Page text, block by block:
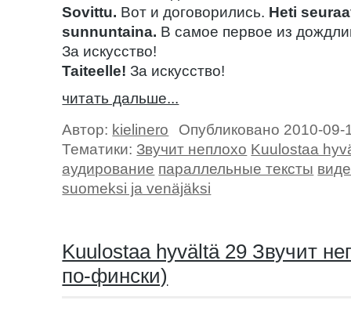
Sovittu. Вот и договорились. Heti
sunnuntaina. В самое первое из
За искусство!
Taiteelle! За искусство!
читать дальше...
Автор: kielinero
Опубликовано 2010-09-
Тематики: Звучит неплохо Kuulostaa
аудирование параллельные тексты
suomeksi ja venäjäksi
Kuulostaa hyvältä 29 Звучит
по-фински)